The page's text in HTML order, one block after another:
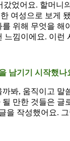
었어요. 할머
여성으로 보게
위해 무엇을
낌이에요. 이
남기기 시작했나
봐, 움직이고
만한 것들은
작성했어요.